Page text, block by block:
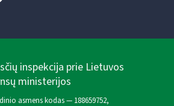
inspekcija prie Lietuvos
ministerijos
asmens kodas — 188659752,